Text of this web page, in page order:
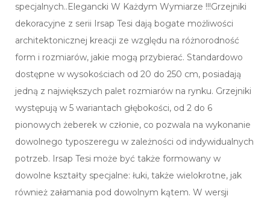
specjalnych..Elegancki W Każdym Wymiarze !!!Grzejniki
dekoracyjne z serii Irsap Tesi dają bogate możliwości
architektonicznej kreacji ze względu na różnorodność
form i rozmiarów, jakie mogą przybierać. Standardowo
dostępne w wysokościach od 20 do 250 cm, posiadają
jedną z największych palet rozmiarów na rynku. Grzejniki
występują w 5 wariantach głębokości, od 2 do 6
pionowych żeberek w członie, co pozwala na wykonanie
dowolnego typoszeregu w zależności od indywidualnych
potrzeb. Irsap Tesi może być także formowany w
dowolne kształty specjalne: łuki, także wielokrotne, jak
również załamania pod dowolnym kątem. W wersji